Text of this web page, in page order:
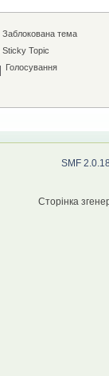
Заблокована тема
Sticky Topic
Голосування
SMF
Сторінка